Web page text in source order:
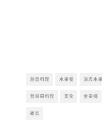
創意料理 水果餐 湶忞水
無菜單料理 美食 金寧鄉
離島